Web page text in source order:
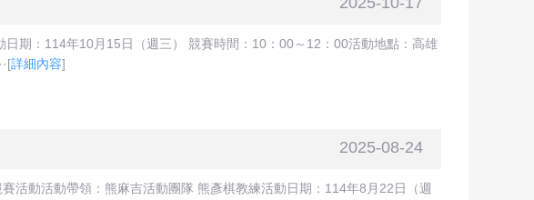
期：114年10月15日（週三） 競賽時間：10：00～12：00活動地點：高雄
[詳細內容]
2025-08-24
活動活動帶領：熊麻吉活動團隊 熊彥棋教練活動日期：114年8月22日（週